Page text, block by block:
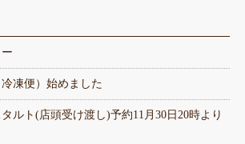
凍便）始めました
ルト(店頭受け渡し)予約11月30日20時より